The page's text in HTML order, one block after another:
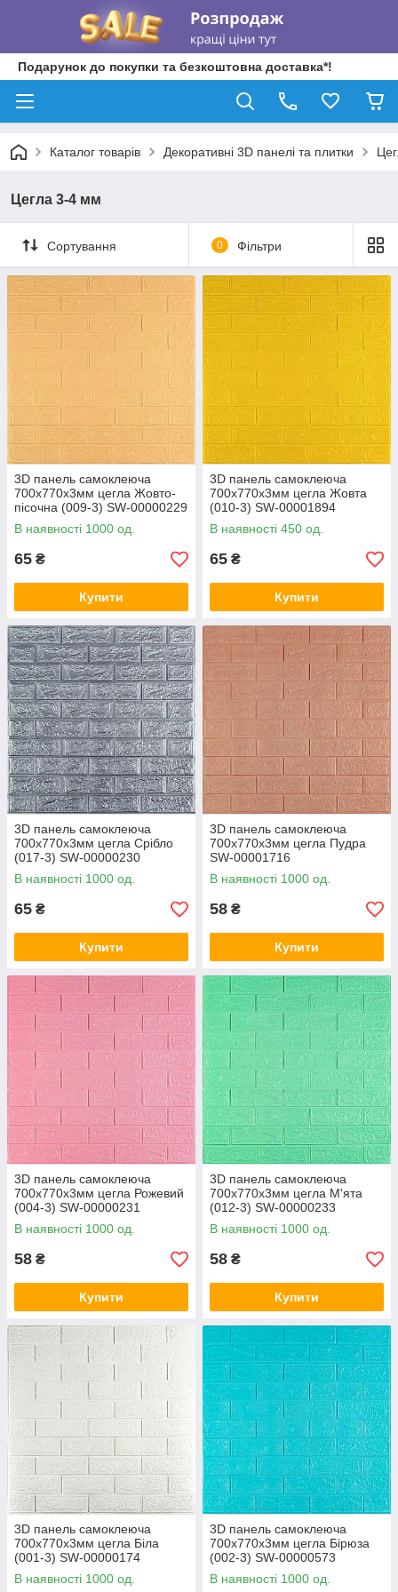
Подарунок до покупки та безкоштовна доставка*!
Каталог товарів Декоративні 3D панелі та плитки
Цегла 3-4 мм
Сортування 0 Фільтри
3D панель самоклеюча
700х770х3мм цегла Жовто-
пісочна (009-3) SW-00000229
В наявності 1000 од.
65 ₴
Купити
3D панель самоклеюча
700х770х3мм цегла Жовта
(010-3) SW-00001894
В наявності 450 од.
65 ₴
Купити
3D панель самоклеюча
700х770х3мм цегла Срібло
(017-3) SW-00000230
В наявності 1000 од.
65 ₴
Купити
3D панель самоклеюча
700x770x3мм цегла Пудра
SW-00001716
В наявності 1000 од.
58 ₴
Купити
3D панель самоклеюча
700х770х3мм цегла Рожевий
(004-3) SW-00000231
В наявності 1000 од.
58 ₴
Купити
3D панель самоклеюча
700х770х3мм цегла М'ята
(012-3) SW-00000233
В наявності 1000 од.
58 ₴
Купити
3D панель самоклеюча
700х770х3мм цегла Біла
(001-3) SW-00000174
В наявності 1000 од.
3D панель самоклеюча
700х770х3мм цегла Бірюза
(002-3) SW-00000573
В наявності 1000 од.